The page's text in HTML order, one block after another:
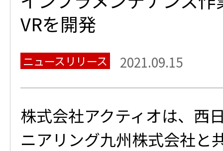
VRを開発
ニュースリリース 2021.09.15
株式会社アクティオは、西
ニアリング九州株式会社と